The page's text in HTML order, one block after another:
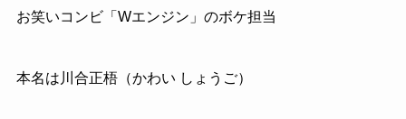
お笑いコンビ「 Wエンジン」のボケ担当
本名は川合正梧（かわい しょうご）